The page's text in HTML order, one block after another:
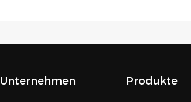
Unternehmen Produkte